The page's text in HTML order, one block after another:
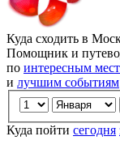
Куда сходить в
Помощник и
по интересным
и лучшим событиям
Куда пойти сегодня